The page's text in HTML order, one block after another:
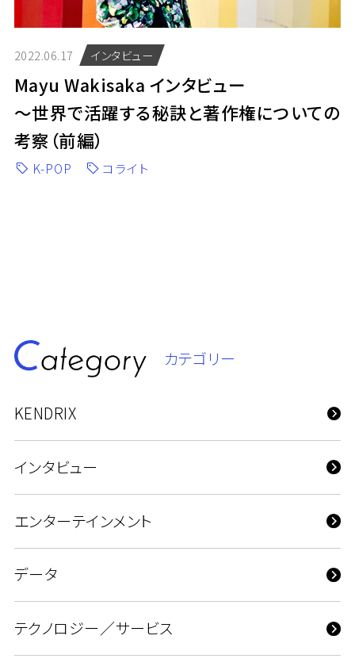
2022.06.17 インタビュー
Mayu Wakisaka インタビュー
～世界で活躍する秘訣と著作権についての
考察（前編）
K-POP コライト
カテゴリー
KENDRIX
インタビュー
エンターテインメント
データ
テクノロジー／サービス